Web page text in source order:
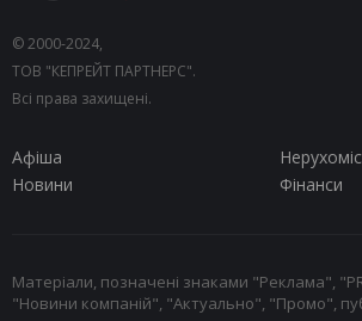
© 2000-2024,
ТОВ "КЕПРЕЙТ ПАРТНЕРС".
Всі права захищені.
Афіша
Новини
Фінанси
Матеріали, позначені знаками "Реклама",
"Новини компаній", "Актуально", "Промо",